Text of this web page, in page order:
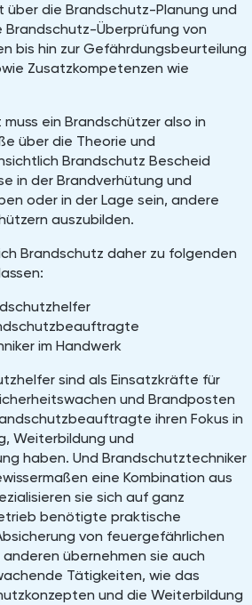
die Brandschutz-Planung und
Überprüfung von
bis hin zur Gefährdungsbeurteilung
Zusatzkompetenzen wie
ein Brandschützer also in
über die Theorie und
Brandschutz Bescheid
in der Brandverhütung und
oder in der Lage sein, andere
auszubilden.
Brandschutz daher zu folgenden
im Handwerk
sind als Einsatzkräfte für
und Brandposten
ihren Fokus in
Weiterbildung und
haben. Und Brandschutztechniker
eine Kombination aus
sie sich auf ganz
benötigte praktische
von feuergefährlichen
übernehmen sie auch
Tätigkeiten, wie das
und die Weiterbildung